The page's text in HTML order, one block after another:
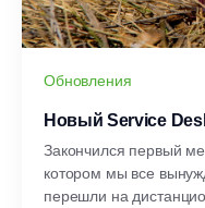
Обновления
Новый Service
Закончился первый
котором мы все
перешли на